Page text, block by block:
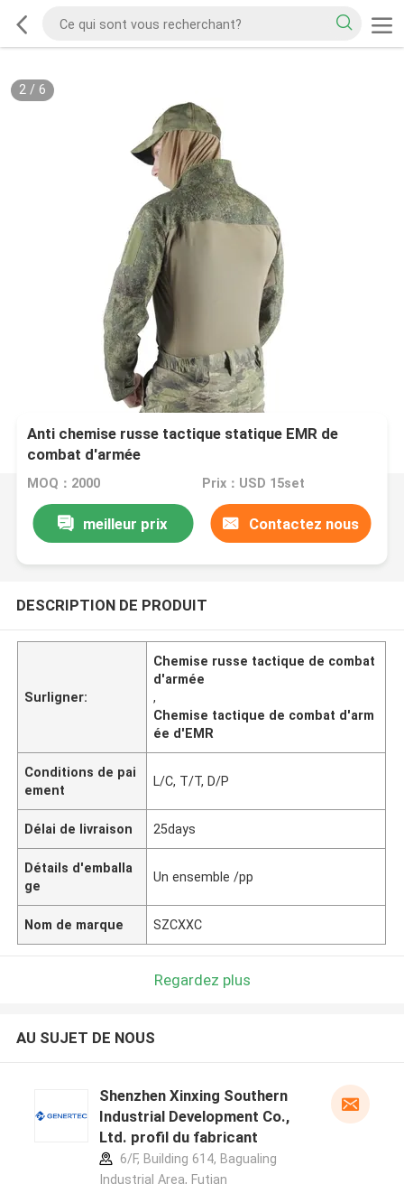
2/ 6
Anti chemise russe tactique statique EMR de
combat d'armée
MOQ：2000 Prix：USD 15set
meilleur prix Contactez nous
DESCRIPTION DE PRODUIT
Surligner:
Chemise russe tactique de combat
d'armée
,
Chemise tactique de combat d'arm
ée d'EMR
Conditions de pai
ement
L/C, T/T, D/P
Délai de livraison 25days
Détails d'emballa
ge
Un ensemble /pp
Nom de marque SZCXXC
Regardez plus
AU SUJET DE NOUS
Shenzhen Xinxing Southern
Industrial Development Co.,
Ltd. profil du fabricant
6/F, Building 614, Bagualing
Industrial Area, Futian